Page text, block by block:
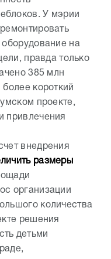
У мэрии
на
правда только
385 млн
короткий
проекте,
привлечения
внедрения
размеры
организации
количества
решения
детьми